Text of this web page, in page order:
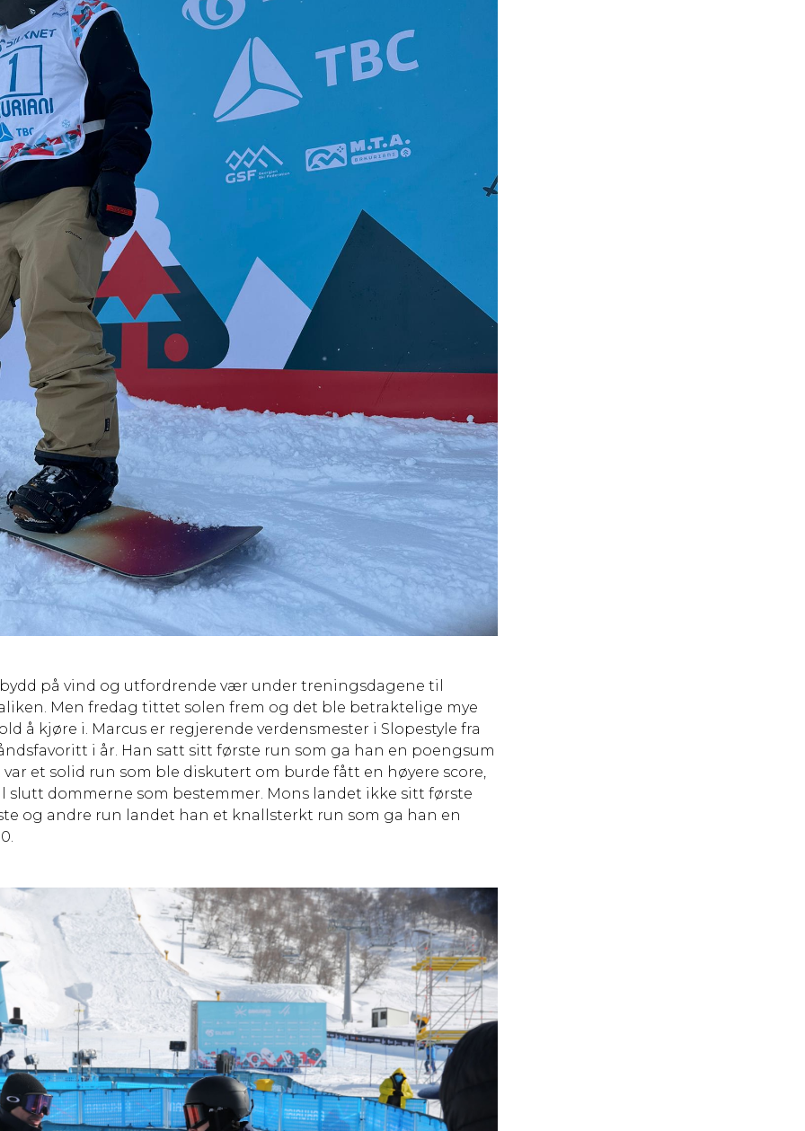
på vind og utfordrende vær under treningsdagene til
Men fredag tittet solen frem og det ble betraktelige mye
å kjøre i. Marcus er regjerende verdensmester i Slopestyle fra
i år. Han satt sitt første run som ga han en poengsum
var et solid run som ble diskutert om burde fått en høyere score,
slutt dommerne som bestemmer. Mons landet ikke sitt første
og andre run landet han et knallsterkt run som ga han en